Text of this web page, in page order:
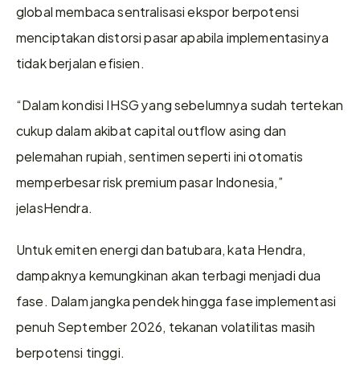
global membaca sentralisasi ekspor berpotensi
menciptakan distorsi pasar apabila implementasinya
tidak berjalan efisien.
“Dalam kondisi IHSG yang sebelumnya sudah tertekan
cukup dalam akibat capital outflow asing dan
pelemahan rupiah, sentimen seperti ini otomatis
memperbesar risk premium pasar Indonesia,”
jelasHendra.
Untuk emiten energi dan batubara, kata Hendra,
dampaknya kemungkinan akan terbagi menjadi dua
fase. Dalam jangka pendek hingga fase implementasi
penuh September 2026, tekanan volatilitas masih
berpotensi tinggi.